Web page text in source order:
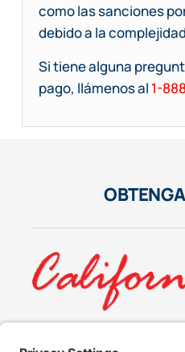
como las sanciones
debido a la
Si tiene alguna
pago, llámenos al 1-